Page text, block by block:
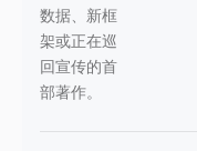
数据、新框
架或正在巡
回宣传的首
部著作。